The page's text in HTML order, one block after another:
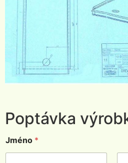
Poptávka
Jméno *